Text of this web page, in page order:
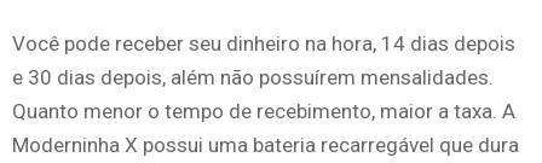
Você pode receber seu dinheiro na hora, 14 dias depois
e 30 dias depois, além não possuírem mensalidades.
Quanto menor o tempo de recebimento, maior a taxa. A
Moderninha X possui uma bateria recarregável que dura